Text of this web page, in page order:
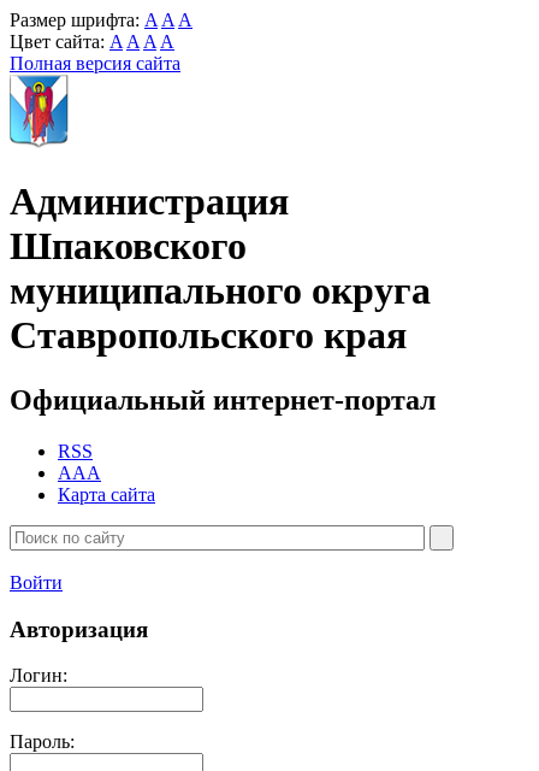
Размер шрифта: A A A
Цвет сайта: A A A A
Полная версия сайта
Администрация
Шпаковского
муниципального округа
Ставропольского края
Официальный интернет-портал
RSS
AAA
Карта сайта
Войти
Авторизация
Логин:
Пароль: